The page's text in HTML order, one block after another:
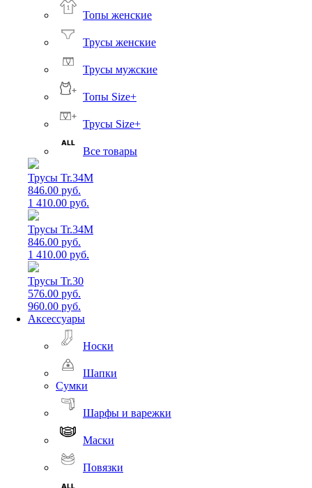
Топы женские
Трусы женские
Трусы мужские
Топы Size+
Трусы Size+
Все товары
Трусы Tr.34M
846.00 руб.
1 410.00 руб.
Трусы Tr.34M
846.00 руб.
1 410.00 руб.
Трусы Tr.30
576.00 руб.
960.00 руб.
Аксессуары
Носки
Шапки
Сумки
Шарфы и варежки
Маски
Повязки